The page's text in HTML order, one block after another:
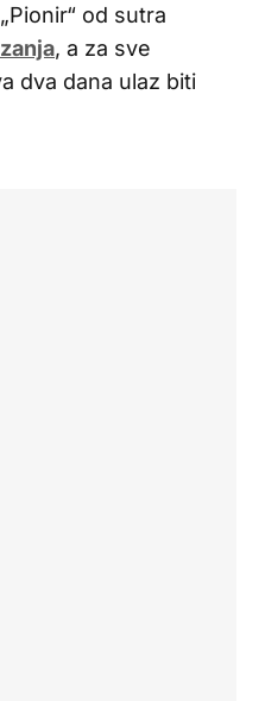
od sutra
, a za sve
dva dana ulaz biti